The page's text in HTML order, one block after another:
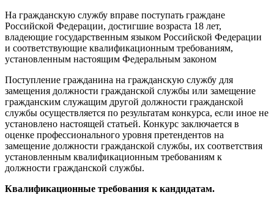
На гражданскую службу вправе поступать граждане
Российской Федерации, достигшие возраста 18 лет,
владеющие государственным языком Российской Федерации
и соответствующие квалификационным требованиям,
установленным настоящим Федеральным законом
Поступление гражданина на гражданскую службу для
замещения должности гражданской службы или замещение
гражданским служащим другой должности гражданской
службы осуществляется по результатам конкурса, если иное не
установлено настоящей статьей. Конкурс заключается в
оценке профессионального уровня претендентов на
замещение должности гражданской службы, их соответствия
установленным квалификационным требованиям к
должности гражданской службы.
Квалификационные требования к кандидатам.